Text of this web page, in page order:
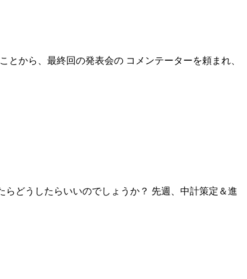
から、最終回の発表会の コメンテーターを頼まれ、
どうしたらいいのでしょうか？ 先週、中計策定＆進